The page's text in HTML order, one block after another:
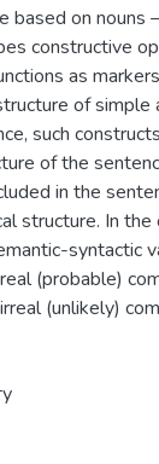
based on nouns
constructive
as
of simple
such
of the
in the
structure. In
syntactic
(probable)
(unlikely)